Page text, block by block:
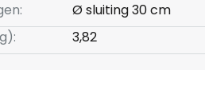
Ø sluiting 30 cm
3,82